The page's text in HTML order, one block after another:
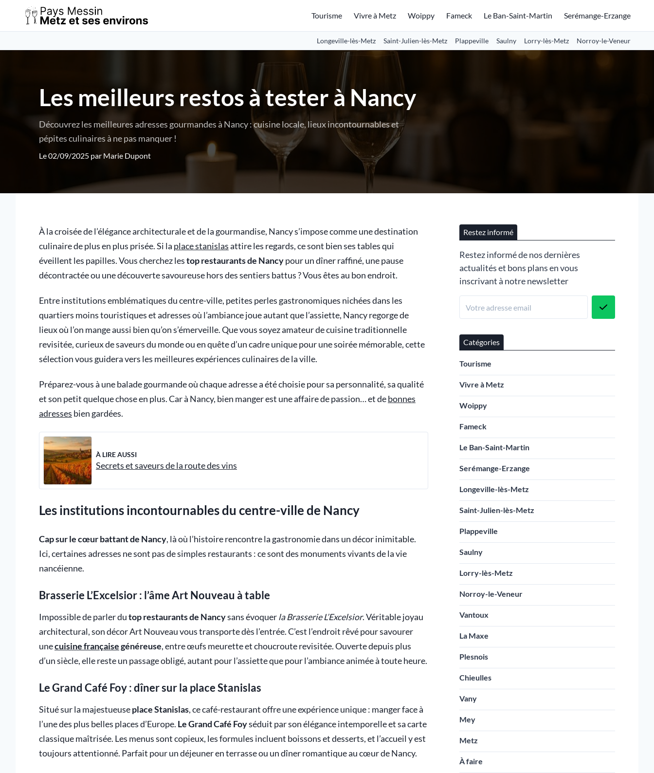
Tourisme Vivre à Metz Woippy Fameck Le Ban-Saint-Martin Serémange-Erzange
Longeville-lès-Metz Saint-Julien-lès-Metz Plappeville Saulny Lorry-lès-Metz Norroy-le-Veneur
Les meilleurs restos à tester à Nancy
Découvrez les meilleures adresses gourmandes à Nancy : cuisine locale, lieux incontournables et
pépites culinaires à ne pas manquer !
Le 02/09/2025 par Marie Dupont
À la croisée de l’élégance architecturale et de la gourmandise, Nancy s’impose comme une destination
culinaire de plus en plus prisée. Si la place stanislasattire les regards, ce sont bien ses tables qui
éveillent les papilles. Vous cherchez lestop restaurants de Nancypour un dîner raffiné, une pause
décontractée ou une découverte savoureuse hors des sentiers battus ? Vous êtes au bon endroit.
Entre institutions emblématiques du centre-ville, petites perles gastronomiques nichées dans les
quartiers moins touristiques et adresses où l’ambiance joue autant que l’assiette, Nancy regorge de
lieux où l’on mange aussi bien qu’on s’émerveille. Que vous soyez amateur de cuisine traditionnelle
revisitée, curieux de saveurs du monde ou en quête d’un cadre unique pour une soirée mémorable, cette
sélection vous guidera vers les meilleures expériences culinaires de la ville.
Préparez-vous à une balade gourmande où chaque adresse a été choisie pour sa personnalité, sa qualité
et son petit quelque chose en plus. Car à Nancy, bien manger est une affaire de passion… et debonnes
adresses bien gardées.
À LIRE AUSSI
Secrets et saveurs de la route des vins
Les institutions incontournables du centre-ville de Nancy
Cap sur le cœur battant de Nancy, là où l’histoire rencontre la gastronomie dans un décor inimitable.
Ici, certaines adresses ne sont pas de simples restaurants : ce sont des monuments vivants de la vie
nancéienne.
Brasserie L’Excelsior : l’âme Art Nouveau à table
Impossible de parler dutop restaurants de Nancysans évoquerla Brasserie L’Excelsior. Véritable joyau
architectural, son décor Art Nouveau vous transporte dès l’entrée. C’est l’endroit rêvé pour savourer
unecuisine françaisegénéreuse, entre œufs meurette et choucroute revisitée. Ouverte depuis plus
d’un siècle, elle reste un passage obligé, autant pour l’assiette que pour l’ambiance animée à toute heure.
Le Grand Café Foy : dîner sur la place Stanislas
Situé sur la majestueuseplace Stanislas, ce café-restaurant offre une expérience unique : manger face à
l’une des plus belles places d’Europe. Le Grand Café Foyséduit par son élégance intemporelle et sa carte
classique maîtrisée. Les menus sont copieux, les formules incluent boissons et desserts, et l’accueil y est
toujours attentionné. Parfait pour un déjeuner en terrasse ou un dîner romantique au cœur de Nancy.
Restez informé
Restez informé de nos dernières
actualités et bons plans en vous
inscrivant à notre newsletter
Catégories
Tourisme
Vivre à Metz
Woippy
Fameck
Le Ban-Saint-Martin
Serémange-Erzange
Longeville-lès-Metz
Saint-Julien-lès-Metz
Plappeville
Saulny
Lorry-lès-Metz
Norroy-le-Veneur
Vantoux
La Maxe
Plesnois
Chieulles
Vany
Mey
Metz
À faire